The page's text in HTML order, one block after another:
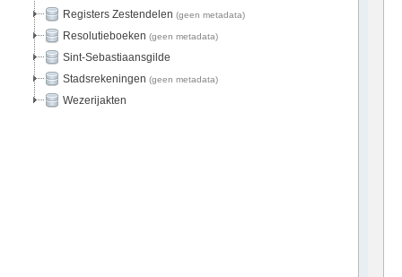
Registers Zestendelen (geen metadata)
Resolutieboeken (geen metadata)
Sint-Sebastiaansgilde
Stadsrekeningen (geen metadata)
Wezerijakten